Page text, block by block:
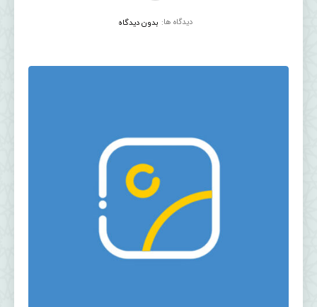
دیدگاه ها: بدون دیدگاه